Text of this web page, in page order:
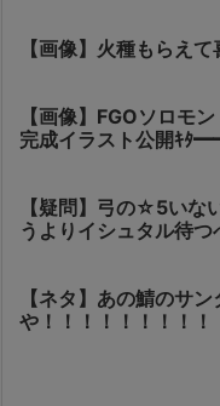
【画像】火種もらえ
【画像】FGOソロモ
完成イラスト公
【疑問】弓の☆5いな
うよりイシュタル待つ
【ネタ】あの鯖のサ
や！！！！！！！！！